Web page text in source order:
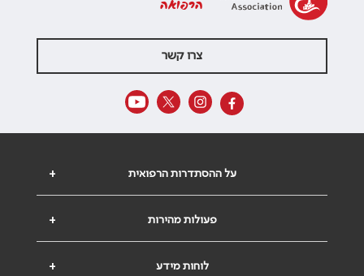
הרפואה
צרו קשר
+ על ההסתדרות הרפואית
+ פעולות מהירות
+ לוחות מידע